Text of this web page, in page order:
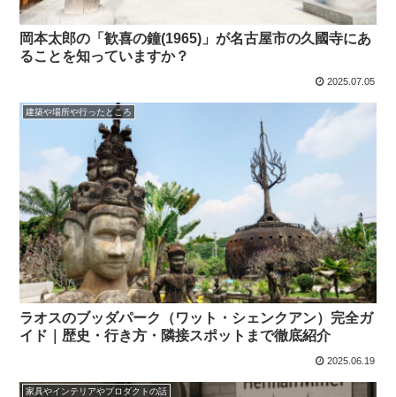
岡本太郎の「歓喜の鐘(1965)」が名古屋市の久國寺にあ
ることを知っていますか？
2025.07.05
建築や場所や行ったところ
ラオスのブッダパーク（ワット・シェンクアン）完全ガ
イド｜歴史・行き方・隣接スポットまで徹底紹介
2025.06.19
家具やインテリアやプロダクトの話